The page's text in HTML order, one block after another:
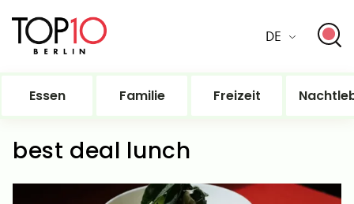
DE
Essen Familie Freizeit
best deal lunch